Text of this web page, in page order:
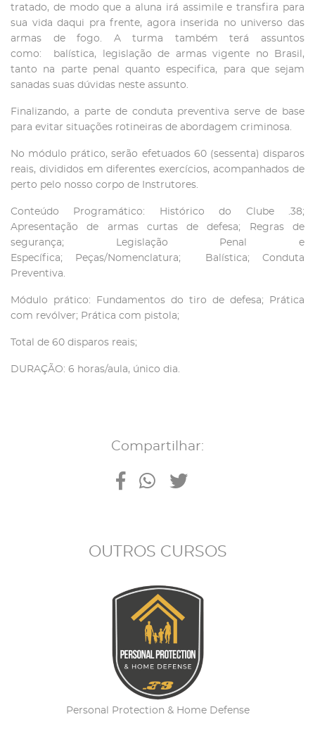
tratado, de modo que a aluna irá assimile e transfira para
sua vida daqui pra frente, agora inserida no universo das
armas de fogo. A turma também terá assuntos
como: balística, legislação de armas vigente no Brasil,
tanto na parte penal quanto especifica, para que sejam
sanadas suas dúvidas neste assunto.
Finalizando, a parte de conduta preventiva serve de base
para evitar situações rotineiras de abordagem criminosa.
No módulo prático, serão efetuados 60 (sessenta) disparos
reais, divididos em diferentes exercícios, acompanhados de
perto pelo nosso corpo de Instrutores.
Conteúdo Programático: Histórico do Clube .38;
Apresentação de armas curtas de defesa; Regras de
segurança; Legislação Penal e
Específica; Peças/Nomenclatura; Balística; Conduta
Preventiva.
Módulo prático: Fundamentos do tiro de defesa; Prática
com revólver; Prática com pistola;
Total de 60 disparos reais;
DURAÇÃO: 6 horas/aula, único dia.
Compartilhar:
OUTROS CURSOS
Personal Protection & Home Defense